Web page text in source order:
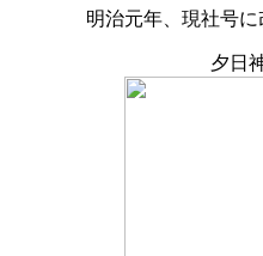
明治元年、現社号に
夕日